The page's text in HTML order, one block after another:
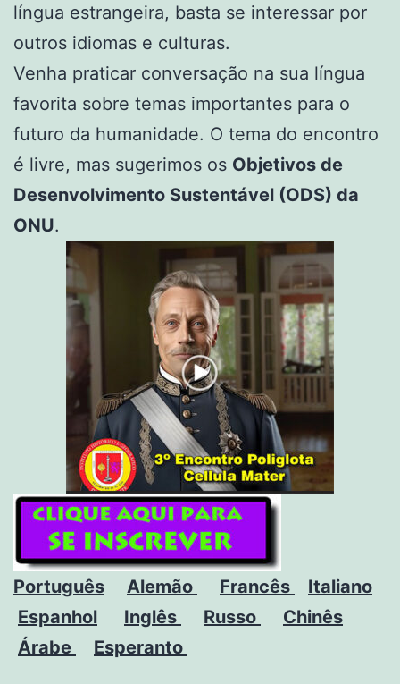
língua estrangeira, basta se interessar por
outros idiomas e culturas.
Venha praticar conversação na sua língua
favorita sobre temas importantes para o
futuro da humanidade. O tema do encontro
é livre, mas sugerimos os Objetivos de
Desenvolvimento Sustentável (ODS) da
ONU.
Português Alemão Francês
Italiano
Espanhol
Inglês Russo
Chinês
Árabe
Esperanto